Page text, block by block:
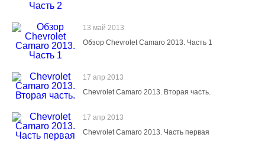
13 май 2013
Обзор Chevrolet Camaro 2013. Часть 1
17 апр 2013
Chevrolet Camaro 2013. Вторая часть.
17 апр 2013
Chevrolet Camaro 2013. Часть первая